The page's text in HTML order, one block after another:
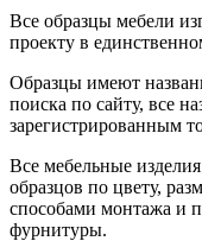
Все образцы мебели
проекту в
Образцы имеют
поиска по сайту, все
зарегистрированным
Все мебельные
образцов по цвету,
способами монтажа и
фурнитуры.